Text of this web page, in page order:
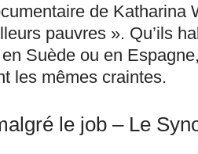
de Katharina
pauvres ». Qu’ils
Suède ou en
les mêmes craintes.
le job – Le